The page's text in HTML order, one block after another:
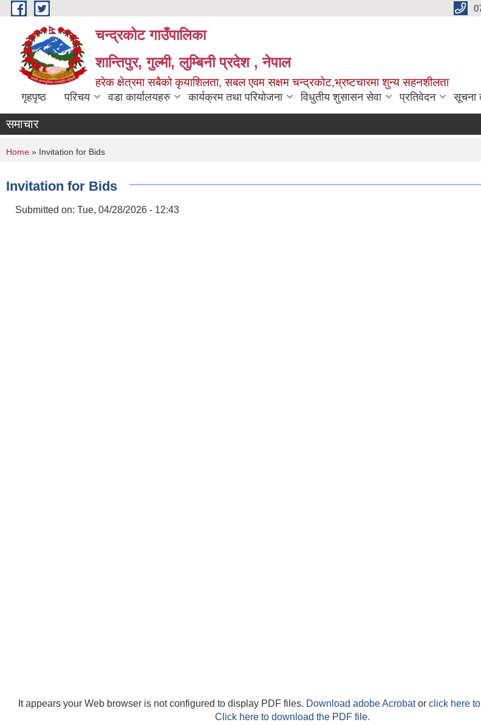
Skip to main content
चन्द्रकोट गाउँपालिका
शान्तिपुर, गुल्मी, लुम्बिनी प्रदेश , नेपाल
हरेक क्षेत्रमा सबैको कृयाशिलता, सबल एवम सक्षम चन्द्रकोट,भ्रष्टचारमा शुन्य सहनशीलता
गृहपृष्ठ परिचय वडा कार्यालयहरु कार्यक्रम तथा परियोजना विधुतीय शुसासन सेवा प्रतिवेदन सूचना
समाचार
You are here
Home » Invitation for Bids
Invitation for Bids
Submitted on: Tue, 04/28/2026 - 12:43
It appears your Web browser is not configured to display PDF files. Download adobe Acrobator click here
Click here to download the PDF file.